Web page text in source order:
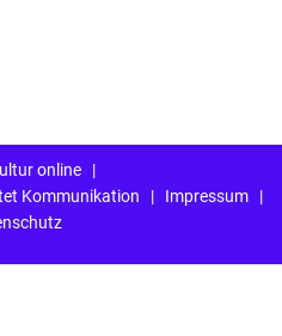
online |
Kommunikation | Impressum|